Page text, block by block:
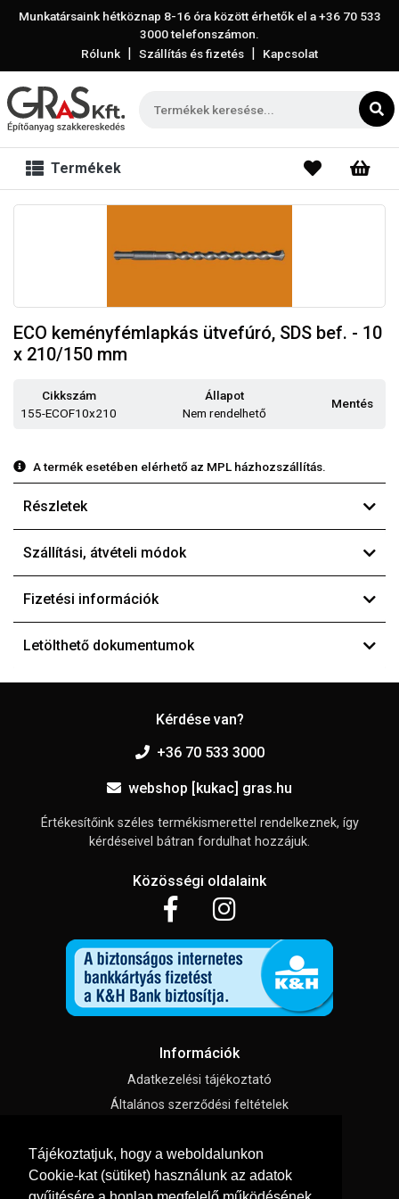
Tájékoztatjuk, hogy a weboldalunkon
Cookie-kat (sütiket) használunk az adatok
Munkatársaink hétköznap 8-16 óra között érhetők el a+36 70 533
3000telefonszámon.
Rólunk | Szállítás és fizetés | Kapcsolat
Termékek
ECO keményfémlapkás ütvefúró, SDS bef. - 10
x 210/150 mm
Cikkszám
155-ECOF10x210
Állapot
Nem rendelhető
Mentés
A termék esetében elérhető az MPL házhozszállítás.
Részletek
Szállítási, átvételi módok
Fizetési információk
Letölthető dokumentumok
Kérdése van?
+36 70 533 3000
webshop [kukac] gras.hu
Értékesítőink széles termékismerettel rendelkeznek, így
kérdéseivel bátran fordulhat hozzájuk.
Közösségi oldalaink
Információk
Adatkezelési tájékoztató
Általános szerződési feltételek
Süti beállítások